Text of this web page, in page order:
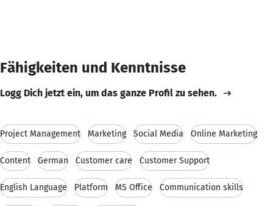
Fähigkeiten und Kenntnisse
Logg Dich jetzt ein, um das ganze Profil zu sehen.
Project Management Marketing Social Media Online Marketing
Content German Customer care Customer Support
English Language Platform MS Office Communication skills